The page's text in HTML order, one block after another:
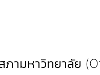
ภามหาวิทยาลัย